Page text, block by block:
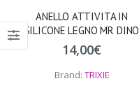
ANELLO ATTIVITA IN
SILICONE LEGNO MR DINO
14,00€
Brand: TRIXIE